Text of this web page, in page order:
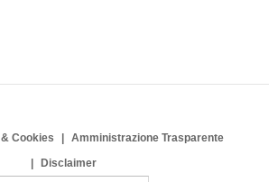
Cookies
Amministrazione Trasparente
Disclaimer